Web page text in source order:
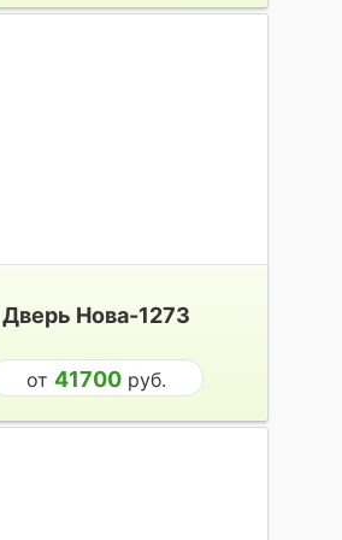
Дверь Нова-1273
от 41700 руб.